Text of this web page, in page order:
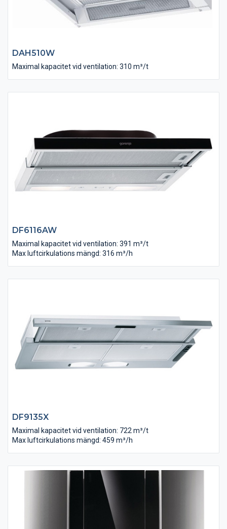
DAH510W
Maximal kapacitet vid ventilation: 310 m³/t
DF6116AW
Maximal kapacitet vid ventilation: 391 m³/t
Max luftcirkulations mängd: 316 m³/h
DF9135X
Maximal kapacitet vid ventilation: 722 m³/t
Max luftcirkulations mängd: 459 m³/h